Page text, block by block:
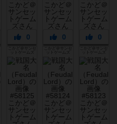
0 0 0
こかど＠サンセ
ットゲームズ
こかど＠サンセ
ットゲームズ
こかど＠サンセ
ットゲームズ